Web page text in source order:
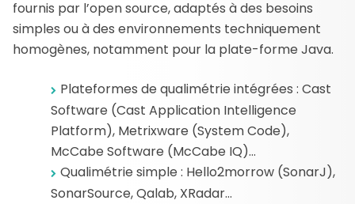
fournis par l’open source, adaptés à des besoins
simples ou à des environnements techniquement
homogènes, notamment pour la plate-forme Java.
Plateformes de qualimétrie intégrées : Cast
Software (Cast Application Intelligence
Platform), Metrixware (System Code),
McCabe Software (McCabe IQ)…
Qualimétrie simple : Hello2morrow (SonarJ),
SonarSource, Qalab, XRadar…